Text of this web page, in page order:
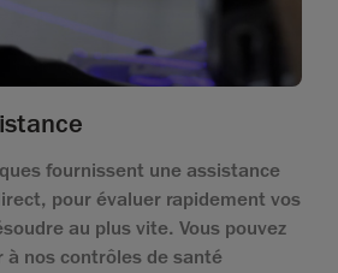
fournissent une assistance
pour évaluer rapidement vos
au plus vite. Vous pouvez
à nos contrôles de santé